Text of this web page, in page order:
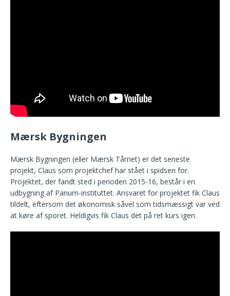
Mærsk Bygningen
Mærsk Bygningen (eller Mærsk Tårnet) er det seneste
projekt, Claus som projektchef har stået i spidsen for.
Projektet, der fandt sted i perioden 2015-16, består i en
udbygning af Panum-instituttet. Ansvaret for projektet fik Claus
tildelt, eftersom det økonomisk såvel som tidsmæssigt var ved
at køre af sporet. Heldigvis fik Claus det på ret kurs igen.